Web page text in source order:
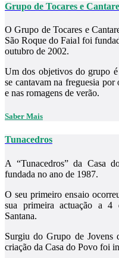
Grupo de Tocares e
O Grupo de Tocares e
São Roque do Faial foi
outubro de 2002.
Um dos objetivos do grupo é
se cantavam na freguesia
e nas romagens de verão.
Saber Mais
Tunacedros
A “Tunacedros” da Casa
fundada no ano de 1987.
O seu primeiro ensaio
sua primeira actuação a 4
Santana.
Surgiu do Grupo de Jovens
criação da Casa do Povo foi